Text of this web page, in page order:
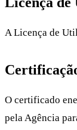
A Licença de
O certificado
pela Agência